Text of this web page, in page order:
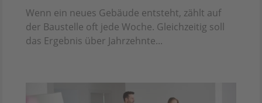
Wenn ein neues Gebäude entsteht, zählt auf
der Baustelle oft jede Woche. Gleichzeitig soll
das Ergebnis über Jahrzehnte...